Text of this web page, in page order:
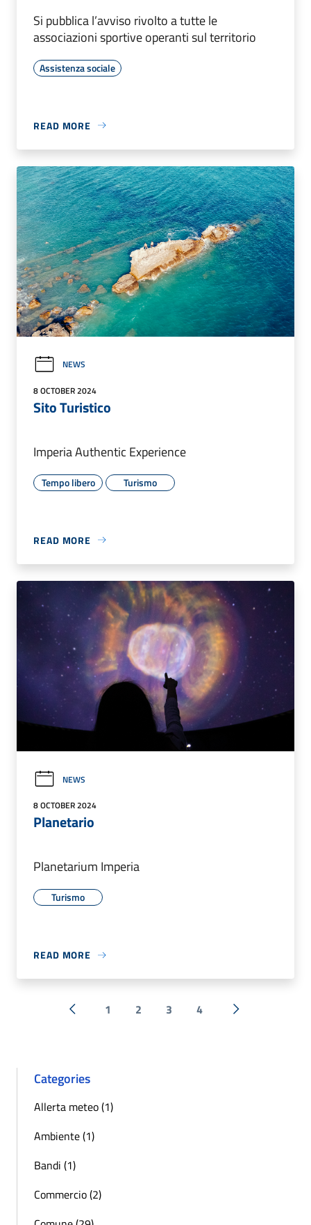
Si pubblica l’avviso rivolto a tutte le
associazioni sportive operanti sul territorio
Assistenza sociale
READ MORE
NEWS
8 OCTOBER 2024
Sito Turistico
Imperia Authentic Experience
Tempo libero Turismo
READ MORE
NEWS
8 OCTOBER 2024
Planetario
Planetarium Imperia
Turismo
READ MORE
« Previous
1 2 3 4 Next »
Categories
Allerta meteo (1)
Ambiente (1)
Bandi (1)
Commercio (2)